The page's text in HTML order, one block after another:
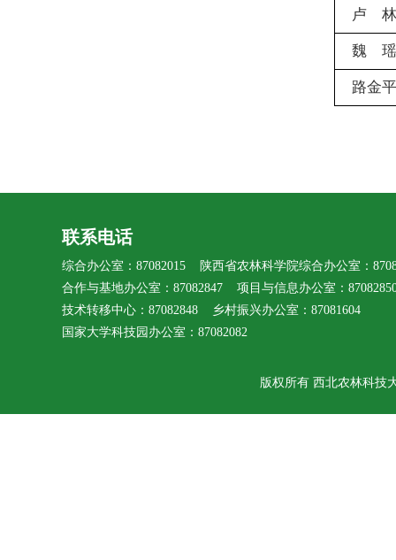
卢 林
魏 瑶
路金平
联系电话
综合办公室：87082015 陕西省农林科学院综合办公室：
合作与基地办公室：87082847 项目与信息办公室：
技术转移中心：87082848 乡村振兴办公室：87081604
国家大学科技园办公室：87082082
版权所有 西北农林科技